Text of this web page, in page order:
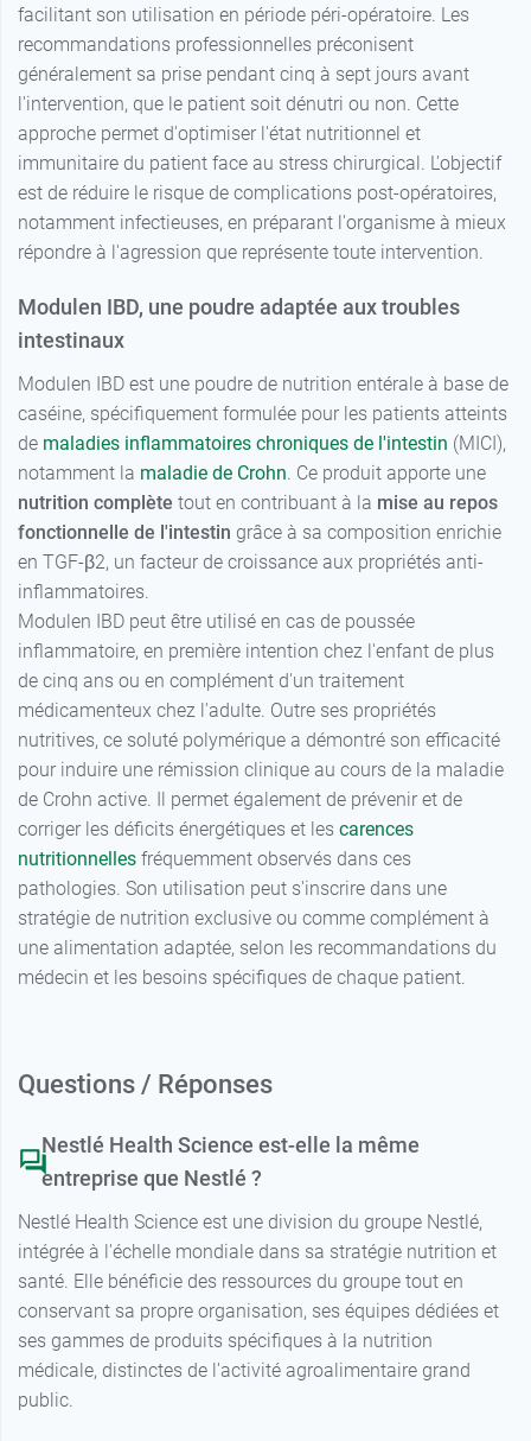
facilitant son utilisation en période péri-opératoire. Les
recommandations professionnelles préconisent
généralement sa prise pendant cinq à sept jours avant
l'intervention, que le patient soit dénutri ou non. Cette
approche permet d'optimiser l'état nutritionnel et
immunitaire du patient face au stress chirurgical. L'objectif
est de réduire le risque de complications post-opératoires,
notamment infectieuses, en préparant l'organisme à mieux
répondre à l'agression que représente toute intervention.
Modulen IBD, une poudre adaptée aux troubles
intestinaux
Modulen IBD est une poudre de nutrition entérale à base de
caséine, spécifiquement formulée pour les patients atteints
de maladies inflammatoires chroniques de l'intestin (MICI),
notamment la maladie de Crohn. Ce produit apporte une
nutrition complète tout en contribuant à la mise au repos
fonctionnelle de l'intestin grâce à sa composition enrichie
en TGF-β2, un facteur de croissance aux propriétés anti-
inflammatoires.
Modulen IBD peut être utilisé en cas de poussée
inflammatoire, en première intention chez l'enfant de plus
de cinq ans ou en complément d'un traitement
médicamenteux chez l'adulte. Outre ses propriétés
nutritives, ce soluté polymérique a démontré son efficacité
pour induire une rémission clinique au cours de la maladie
de Crohn active. Il permet également de prévenir et de
corriger les déficits énergétiques et les carences
nutritionnelles fréquemment observés dans ces
pathologies. Son utilisation peut s'inscrire dans une
stratégie de nutrition exclusive ou comme complément à
une alimentation adaptée, selon les recommandations du
médecin et les besoins spécifiques de chaque patient.
Questions / Réponses
Nestlé Health Science est-elle la même
entreprise que Nestlé ?
Nestlé Health Science est une division du groupe Nestlé,
intégrée à l'échelle mondiale dans sa stratégie nutrition et
santé. Elle bénéficie des ressources du groupe tout en
conservant sa propre organisation, ses équipes dédiées et
ses gammes de produits spécifiques à la nutrition
médicale, distinctes de l'activité agroalimentaire grand
public.